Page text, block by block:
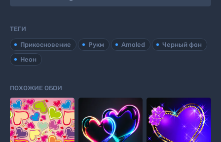
ТЕГИ
Прикосновение Рукм Amoled
Черный фон
Неон
ПОХОЖИЕ ОБОИ